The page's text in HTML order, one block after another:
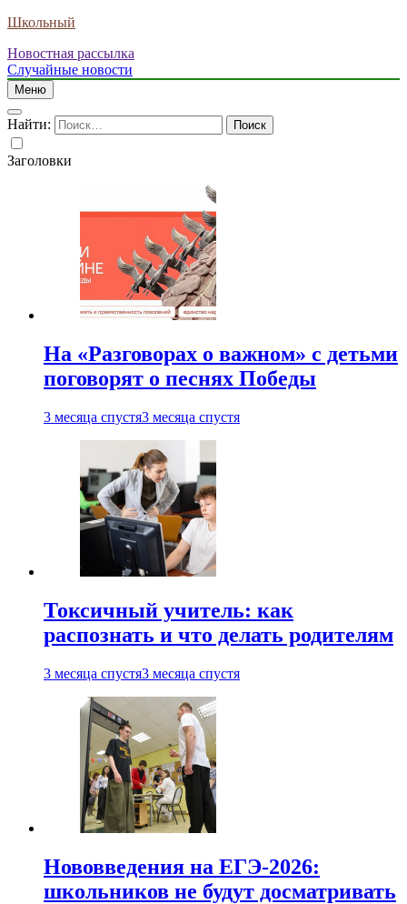
Школьный
Новостная рассылка
Случайные новости
Меню
Найти:
Заголовки
На «Разговорах о важном» с детьми
поговорят о песнях Победы
3 месяца спустя3 месяца спустя
Токсичный учитель: как
распознать и что делать родителям
3 месяца спустя3 месяца спустя
Нововведения на ЕГЭ-2026:
школьников не будут досматривать